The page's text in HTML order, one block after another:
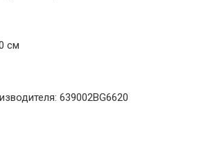
см
639002BG6620